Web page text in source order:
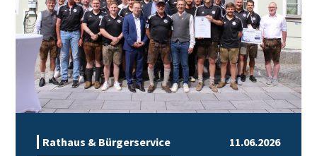
11.06.2026
Rathaus & Bürgerservice